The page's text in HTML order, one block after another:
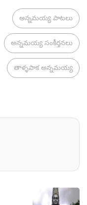
అన్నమయ్య పాటలు
అన్నమయ్య సంకీర్తనలు
తాళ్ళపాక అన్నమయ్య